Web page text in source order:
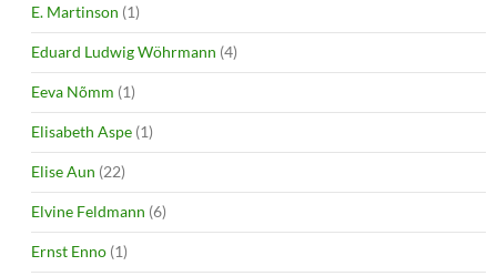
E. Martinson (1)
Eduard Ludwig Wöhrmann (4)
Eeva Nõmm (1)
Elisabeth Aspe (1)
Elise Aun (22)
Elvine Feldmann (6)
Ernst Enno (1)